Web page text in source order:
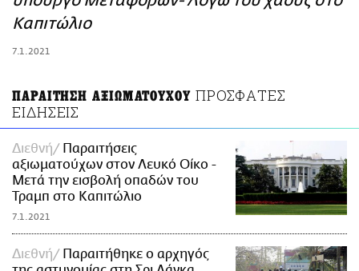
ΑΜΠΑ
Καπιτώλιο
7.1.2021
ΠΑΡΑΙΤΗΣΗ ΑΞΙΩΜΑΤΟΥΧΟΥ ΠΡΟΣΦΑΤΕΣ
ΕΙΔΗΣΕΙΣ
Διεθνή
Παραιτήσεις
αξιωματούχων στον Λευκό Οίκο -
Μετά την εισβολή οπαδών του
Τραμπ στο Καπιτώλιο
7.1.2021
Διεθνή
Παραιτήθηκε ο αρχηγός